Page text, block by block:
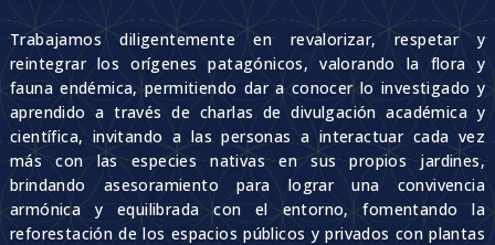
Trabajamos diligentemente en revalorizar, respetar y
reintegrar los orígenes patagónicos, valorando la flora y
fauna endémica, permitiendo dar a conocer lo investigado y
aprendido a través de charlas de divulgación académica y
científica, invitando a las personas a interactuar cada vez
más con las especies nativas en sus propios jardines,
brindando asesoramiento para lograr una convivencia
armónica y equilibrada con el entorno, fomentando la
reforestación de los espacios públicos y privados con plantas